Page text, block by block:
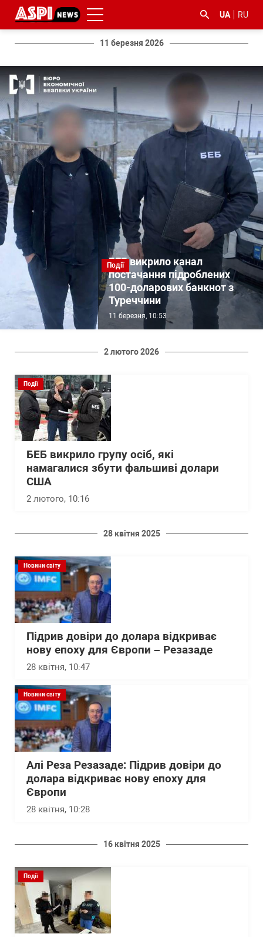
UA RU
11 березня 2026
Події
БЕБ викрило канал
постачання підроблених
100-доларових банкнот з
Туреччини
11 березня, 10:53
2 лютого 2026
Події
БЕБ викрило групу осіб, які
намагалися збути фальшиві долари
США
2 лютого, 10:16
28 квітня 2025
Новини світу
Підрив довіри до долара відкриває
нову епоху для Європи – Резазаде
28 квітня, 10:47
Новини світу
Алі Реза Резазаде: Підрив довіри до
долара відкриває нову епоху для
Європи
28 квітня, 10:28
16 квітня 2025
Події
#ООС
#боротьба
з
корупцією
#ДФС #Київ #коронавірус